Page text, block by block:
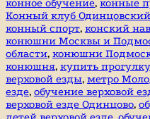
конное обучение, конные
Конный клуб
конный спорт, конский
конюшни Москвы и
области, конюшни
конюшня, купить
верховой езды, метро
езде, обучение верховой
верховой езде Одинцово,